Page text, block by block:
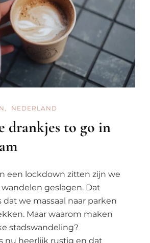
Deze
Zomer
Wilt
Zijn
NEDERLAND
drankjes to go in
een lockdown zitten zijn we
geslagen. Dat
we massaal naar parken
Maar waarom maken
stadswandeling?
nu heerlijk rustig en dat